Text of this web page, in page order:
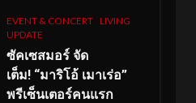
EVENT & CONCERT LIVING
UPDATE
ซัคเซสมอร์ จัด
เต็ม! “มาริโอ้ เมาเร่อ”
พรีเซ็นเตอร์คนแรก